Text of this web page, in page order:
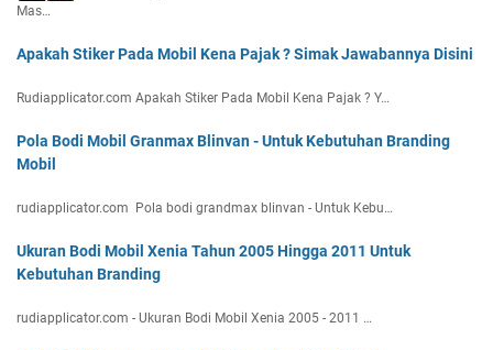
Mas…
Apakah Stiker Pada Mobil Kena Pajak ? Simak Jawabannya Disini
Rudiapplicator.com Apakah Stiker Pada Mobil Kena Pajak ? Y…
Pola Bodi Mobil Granmax Blinvan - Untuk Kebutuhan Branding
Mobil
rudiapplicator.com Pola bodi grandmax blinvan - Untuk Kebu…
Ukuran Bodi Mobil Xenia Tahun 2005 Hingga 2011 Untuk
Kebutuhan Branding
rudiapplicator.com - Ukuran Bodi Mobil Xenia 2005 - 2011 …